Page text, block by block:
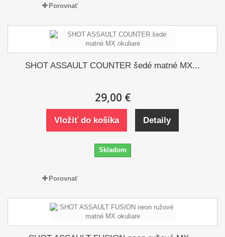
Porovnať
SHOT ASSAULT COUNTER šedé matné MX...
29,00 €
Vložiť do košíka Detaily
Skladom
Porovnať